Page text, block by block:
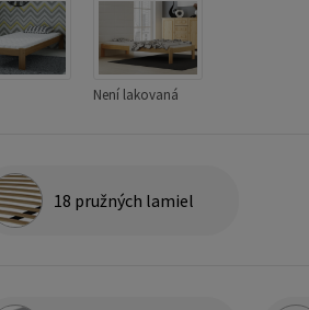
Není lakovaná
18 pružných lamiel